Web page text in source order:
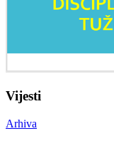
Vijesti
Arhiva